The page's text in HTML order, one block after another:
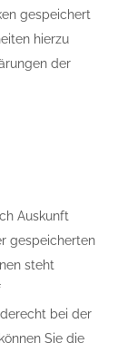
gespeichert
hierzu
der
Auskunft
gespeicherten
steht
bei der
Sie die